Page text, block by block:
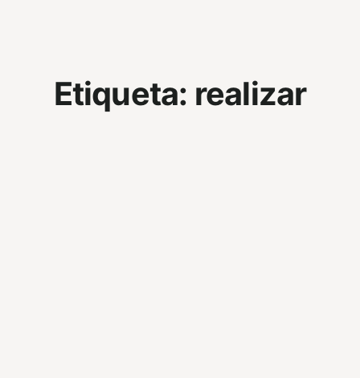
Etiqueta: realizar